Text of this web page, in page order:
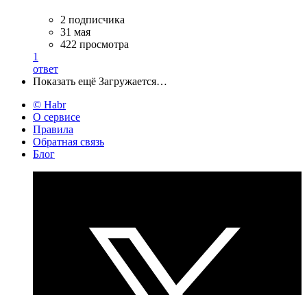
2 подписчика
31 мая
422 просмотра
1
ответ
Показать ещё Загружается…
© Habr
О сервисе
Правила
Обратная связь
Блог